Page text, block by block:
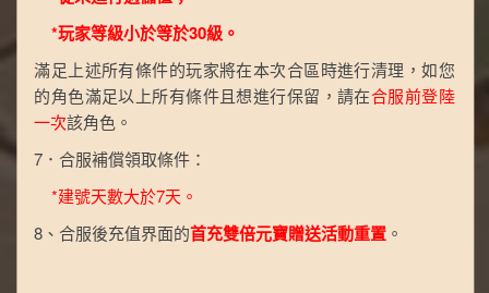
*玩家等級小於等於30級。
滿足上述所有條件的玩家將在本次合區時進行清理，如您
的角色滿足以上所有條件且想進行保留，請在合服前登陸
一次該角色。
7．合服補償領取條件：
*建號天數大於7天。
8、合服後充值界面的首充雙倍元寶贈送活動重置 。